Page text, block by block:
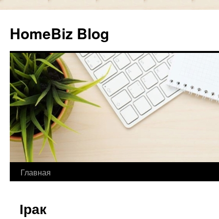
HomeBiz Blog
Skip
content
Главная
Ірак